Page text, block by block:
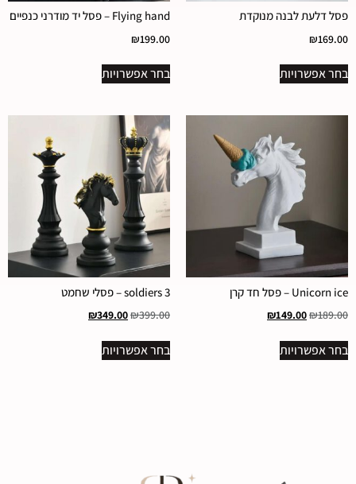
פסל דלעת לבנה מנוקדת
₪169.00
בחר אפשרויות
Flying hand – פסל יד מודרני כנפיים
₪199.00
בחר אפשרויות
Unicorn ice – פסל חד קרן
₪189.00
₪149.00
בחר אפשרויות
3 soldiers – פסלי שחמט
₪399.00
₪349.00
בחר אפשרויות